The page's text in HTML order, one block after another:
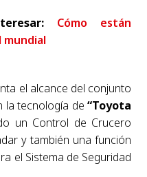
Cómo están
mundial
el alcance del conjunto
la tecnología de“Toyota
un Control de Crucero
y también una función
el Sistema de Seguridad